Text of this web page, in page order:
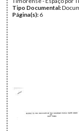
Tipo Documental:
Página(s): 6